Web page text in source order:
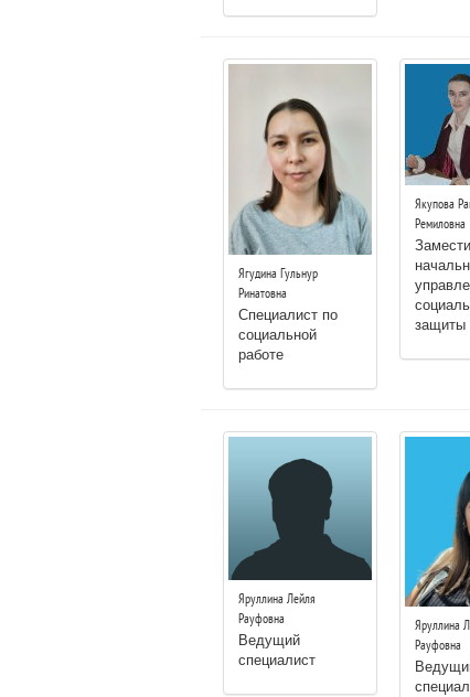
Ягудина Гульнур
Ринатовна
Специалист по
социальной
работе
Якупова
Ремиловна
защиты
Яруллина Лейля
Рауфовна
Ведущий
специалист
Яруллина
Рауфовна